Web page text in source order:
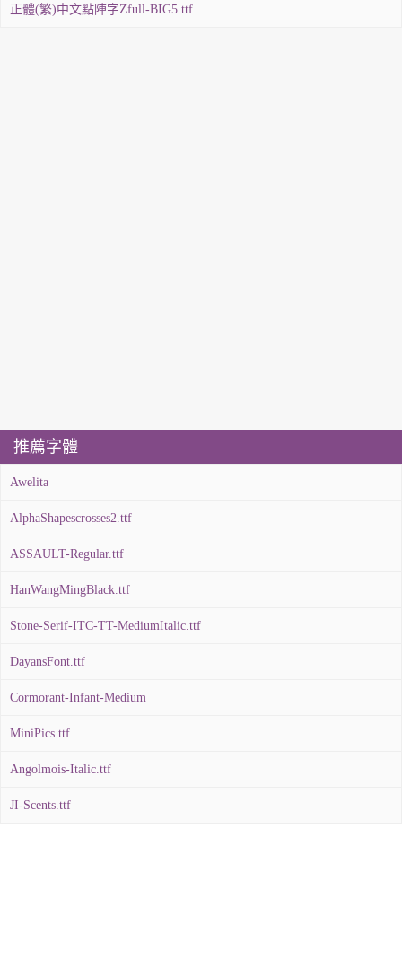
正體(繁)中文點陣字Zfull-BIG5.ttf
推薦字體
Awelita
AlphaShapescrosses2.ttf
ASSAULT-Regular.ttf
HanWangMingBlack.ttf
Stone-Serif-ITC-TT-MediumItalic.ttf
DayansFont.ttf
Cormorant-Infant-Medium
MiniPics.ttf
Angolmois-Italic.ttf
JI-Scents.ttf